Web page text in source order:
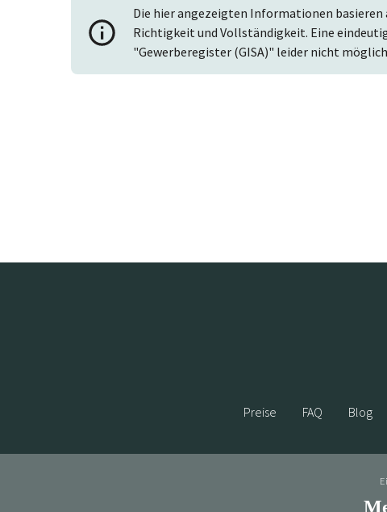
Die hier angezeigten Informationen
Richtigkeit und Vollständigkeit. Eine
"Gewerberegister (GISA)" leider nicht möglich
Preise FAQ Blog